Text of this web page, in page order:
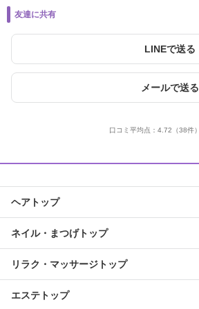
友達に共有
LINEで送る
メールで送る
口コミ平均点： 4.72 （38件）
ヘアトップ
ネイル・まつげトップ
リラク・マッサージトップ
エステトップ